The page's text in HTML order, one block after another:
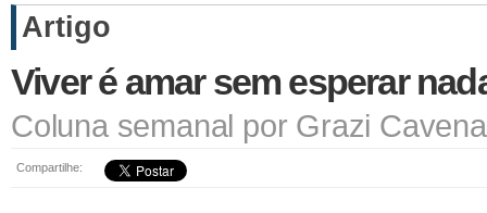
Artigo
Viver é amar sem esperar
Coluna semanal por Grazi
Compartilhe: